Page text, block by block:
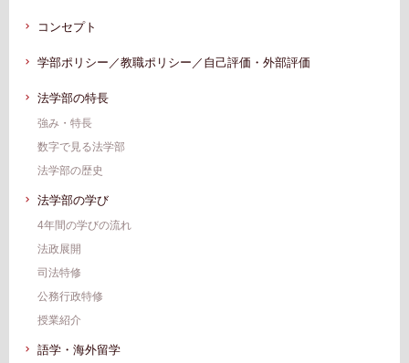
コンセプト
学部ポリシー／教職ポリシー／自己評価・外部評価
法学部の特長
強み・特長
数字で見る法学部
法学部の歴史
法学部の学び
4年間の学びの流れ
法政展開
司法特修
公務行政特修
授業紹介
語学・海外留学